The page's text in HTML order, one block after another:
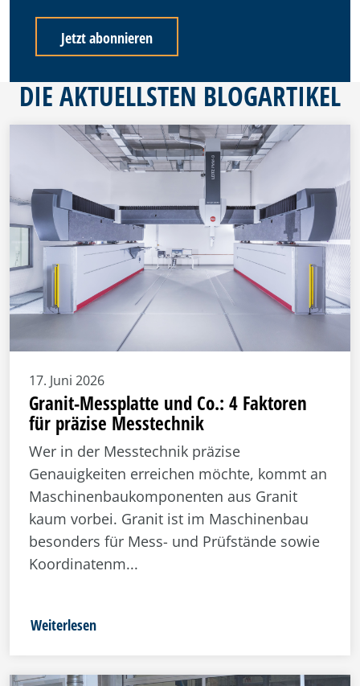
DIE AKTUELLSTEN BLOGARTIKEL
17. Juni 2026
Granit-Messplatte und Co.: 4 Faktoren
für präzise Messtechnik
Wer in der Messtechnik präzise
Genauigkeiten erreichen möchte, kommt an
Maschinenbaukomponenten aus Granit
kaum vorbei. Granit ist im Maschinenbau
besonders für Mess- und Prüfstände sowie
Koordinatenm...
Weiterlesen